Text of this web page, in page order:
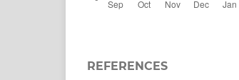
REFERENCES